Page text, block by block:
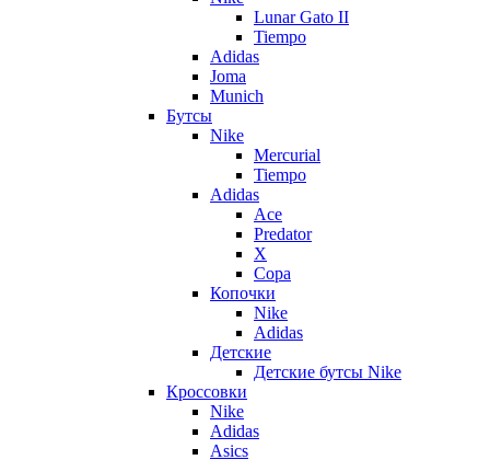
Lunar Gato II
Tiempo
Adidas
Joma
Munich
Бутсы
Nike
Mercurial
Tiempo
Adidas
Ace
Predator
X
Copa
Копочки
Nike
Adidas
Детские
Детские бутсы Nike
Кроссовки
Nike
Adidas
Asics